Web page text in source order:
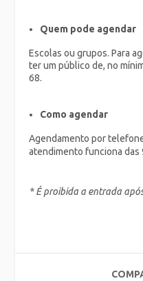
Quem pode agendar
Escolas ou grupos. Para
ter um público de, no
68.
Como agendar
Agendamento por
atendimento funciona das
* É proibida a entrada